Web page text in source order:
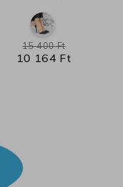
10 164 Ft
15 400 Ft